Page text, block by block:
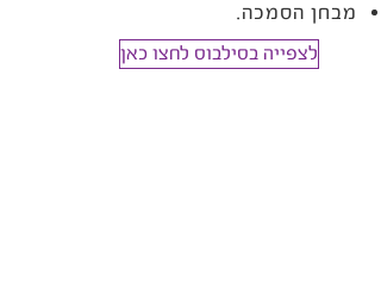
מבחן הסמכה.
לצפייה בסילבוס לחצו כאן